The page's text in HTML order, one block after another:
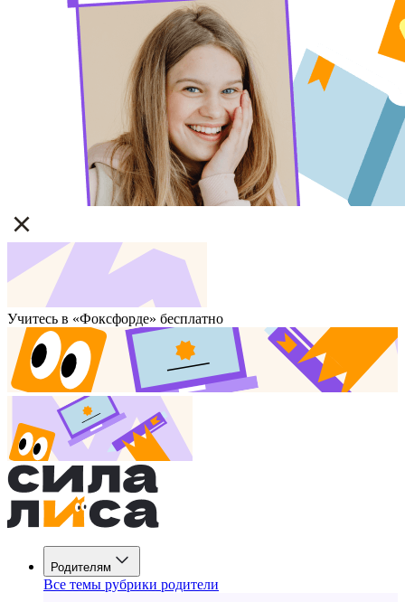
Учитесь в «Фоксфорде» бесплатно
Родителям
Все темы рубрики родители